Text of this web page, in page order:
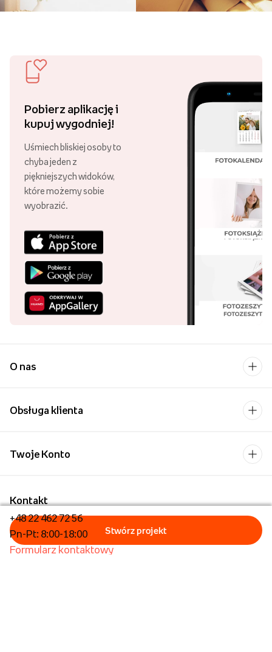
Pobierz aplikację i
kupuj wygodniej!
Uśmiech bliskiej osoby to
chyba jeden z
piękniejszych widoków,
które możemy sobie
wyobrazić.
O nas
Obsługa klienta
Kontakt
+48 22 462 72 56
Pn-Pt: 8:00-18:00
Formularz kontaktowy
Twoje Konto